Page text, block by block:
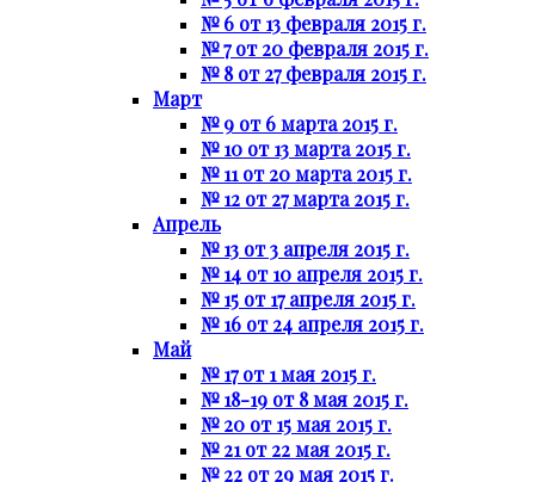
№ 6 от 13 февраля 2015 г.
№ 7 от 20 февраля 2015 г.
№ 8 от 27 февраля 2015 г.
Март
№ 9 от 6 марта 2015 г.
№ 10 от 13 марта 2015 г.
№ 11 от 20 марта 2015 г.
№ 12 от 27 марта 2015 г.
Апрель
№ 13 от 3 апреля 2015 г.
№ 14 от 10 апреля 2015 г.
№ 15 от 17 апреля 2015 г.
№ 16 от 24 апреля 2015 г.
Май
№ 17 от 1 мая 2015 г.
№ 18-19 от 8 мая 2015 г.
№ 20 от 15 мая 2015 г.
№ 21 от 22 мая 2015 г.
№ 22 от 29 мая 2015 г.